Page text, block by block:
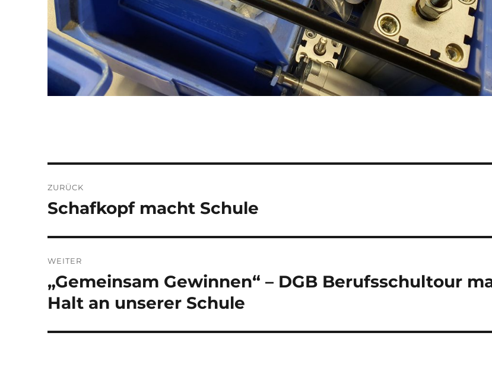
ZURÜCK
Vorheriger
Schafkopf macht Schule
WEITER
Nächster
Beitrag:
„Gemeinsam Gewinnen“ – DGB Berufsschultour
Halt an unserer Schule